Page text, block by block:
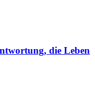
die Leben